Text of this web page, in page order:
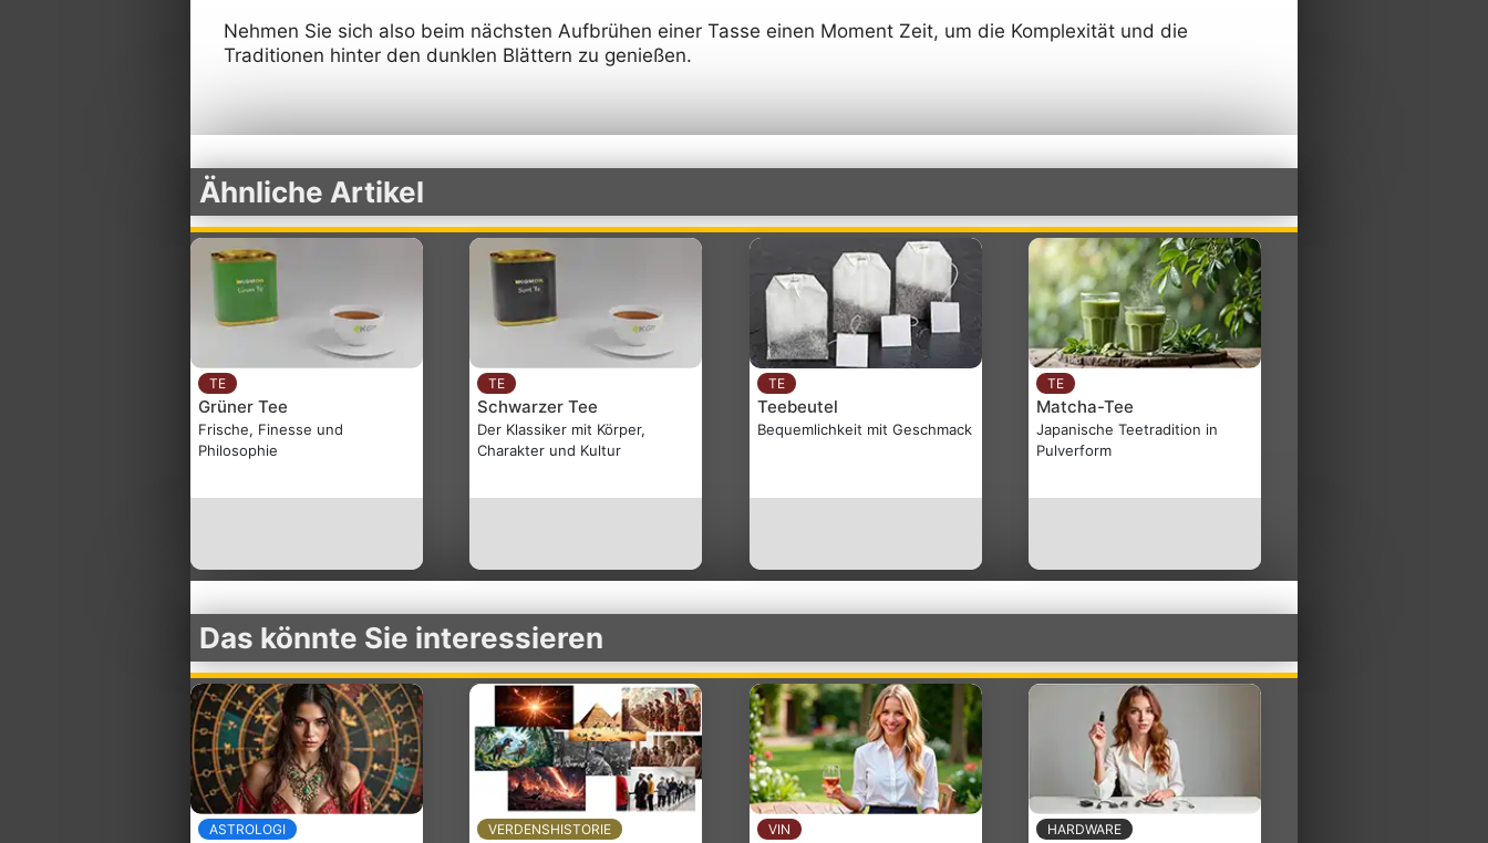
Nehmen Sie sich also beim nächsten Aufbrühen einer Tasse einen Moment Zeit, um die Komplexität und die
Traditionen hinter den dunklen Blättern zu genießen.
Ähnliche Artikel
TE
Grüner Tee
Frische, Finesse und
Philosophie
TE
Schwarzer Tee
Der Klassiker mit Körper,
Charakter und Kultur
TE
Teebeutel
Bequemlichkeit mit Geschmack
TE
Matcha-Tee
Japanische Teetradition in
Pulverform
Das könnte Sie interessieren
ASTROLOGI VERDENSHISTORIE VIN HARDWARE